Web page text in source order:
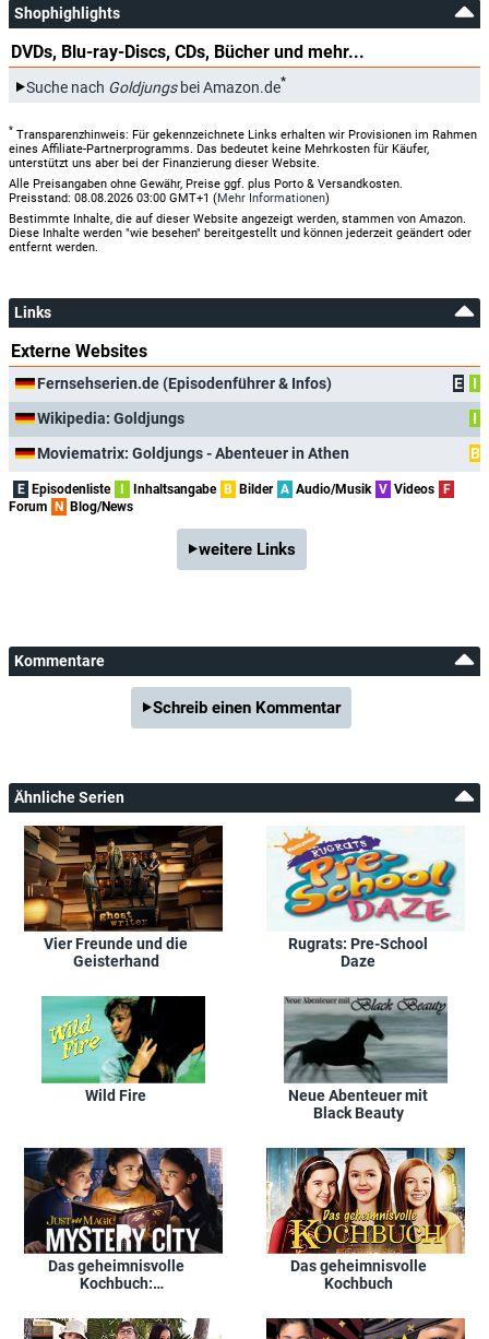
Shophighlights
DVDs, Blu-ray-Discs, CDs, Bücher und mehr...
Suche nach Goldjungsbei Amazon.de*
* Transparenzhinweis: Für gekennzeichnete Links erhalten wir Provisionen im Rahmen
eines Affiliate-Partnerprogramms. Das bedeutet keine Mehrkosten für Käufer,
unterstützt uns aber bei der Finanzierung dieser Website.
Alle Preisangaben ohne Gewähr, Preise ggf. plus Porto & Versandkosten.
Preisstand: 08.08.2026 03:00 GMT+1 (Mehr Informationen)
Bestimmte Inhalte, die auf dieser Website angezeigt werden, stammen von Amazon.
Diese Inhalte werden "wie besehen" bereitgestellt und können jederzeit geändert oder
entfernt werden.
Links
Externe Websites
Fernsehserien.de (Episodenführer & Infos) E
I
Wikipedia: Goldjungs
I
Moviematrix: Goldjungs - Abenteuer in Athen
B
E Episodenliste I Inhaltsangabe B Bilder A Audio/Musik V Videos F
Forum N Blog/News
weitere Links
Kommentare
Schreib einen Kommentar
Ähnliche Serien
Vier Freunde und die
Geisterhand
Rugrats: Pre-School
Daze
Wild Fire
Neue Abenteuer mit
Black Beauty
Das geheimnisvolle
Kochbuch:
Das geheimnisvolle
Kochbuch